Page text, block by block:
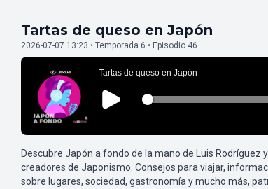
Tartas de queso en Japón
2026-07-07 13:23 • Temporada 6 • Episodio 46
Descubre Japón a fondo de la mano de Luis Rodríguez
creadores de Japonismo. Consejos para viajar,
sobre lugares, sociedad, gastronomía y mucho más,